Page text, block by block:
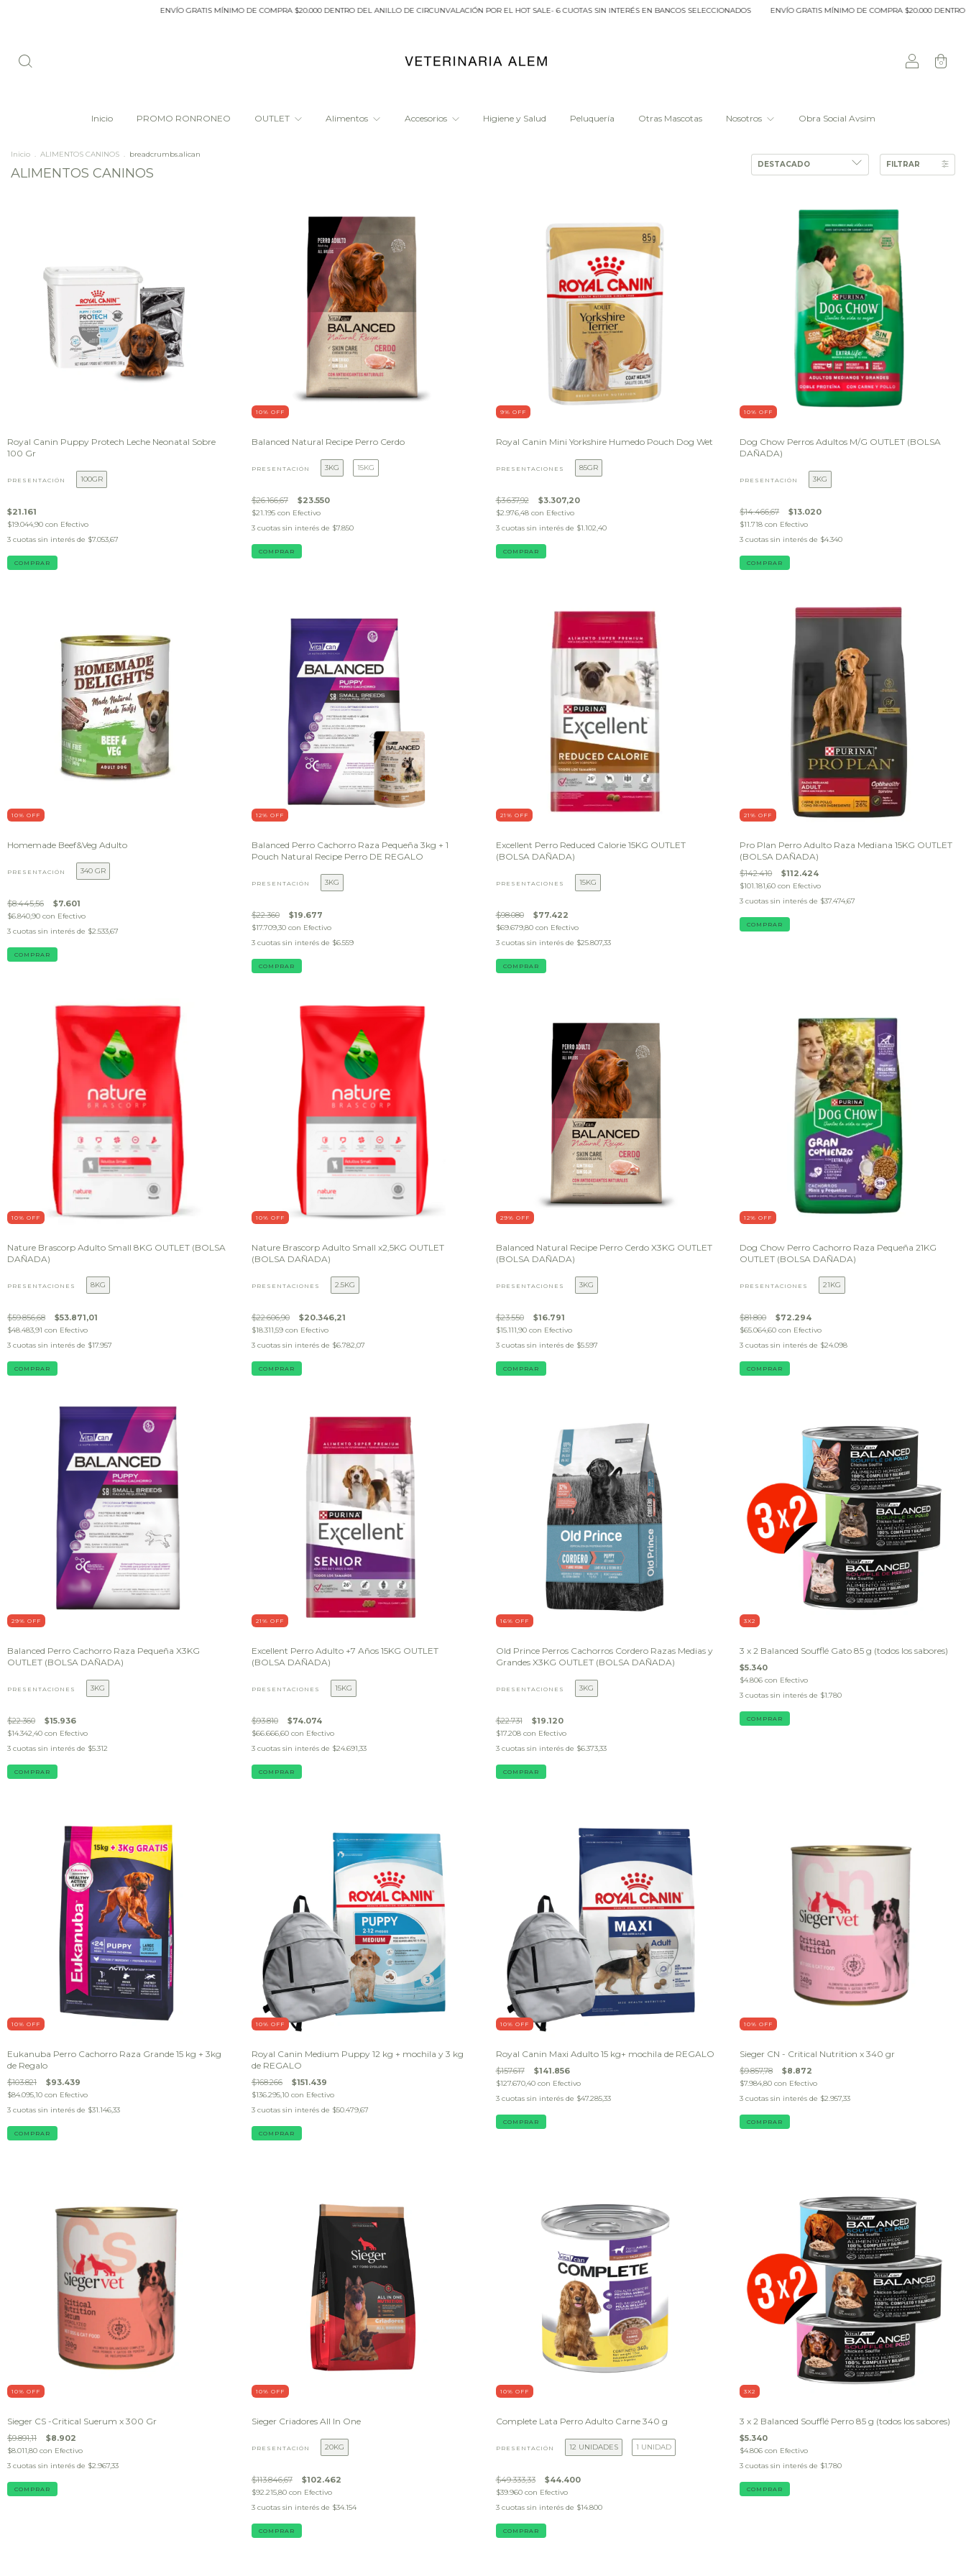
ENVÍO GRATIS MÍNIMO DE COMPRA $20.000 DENTRO DEL ANILLO DE CIRCUNVALACIÓN POR EL HOT SALE- 6 CUOTAS SIN INTERÉS EN BANCOS SELECCIONADOS ENVÍO GRATIS MÍNIMO DE COMPRA $20.000 DENTRO DEL ANILLO DE
0
Inicio PROMO RONRONEO OUTLET Alimentos Accesorios Higiene y Salud Peluquería Otras Mascotas Nosotros Obra Social Avsim
Inicio . ALIMENTOS CANINOS . breadcrumbs.alican
ALIMENTOS CANINOS
FILTRAR
Royal Canin Puppy Protech Leche Neonatal Sobre
100 Gr
PRESENTACIÓN 100GR
$21.161
$19.044,90 con Efectivo
3 cuotas sin interés de $7.053,67
COMPRAR
10% OFF
Balanced Natural Recipe Perro Cerdo
PRESENTACIÓN 3KG 15KG
$26.166,67 $23.550
$21.195 con Efectivo
3 cuotas sin interés de $7.850
COMPRAR
9% OFF
Royal Canin Mini Yorkshire Humedo Pouch Dog Wet
PRESENTACIONES 85GR
$3.637,92 $3.307,20
$2.976,48 con Efectivo
3 cuotas sin interés de $1.102,40
COMPRAR
10% OFF
Dog Chow Perros Adultos M/G OUTLET (BOLSA
DAÑADA)
PRESENTACIÓN 3KG
$14.466,67 $13.020
$11.718con Efectivo
3 cuotas sin interés de $4.340
COMPRAR
10% OFF
Homemade Beef&Veg Adulto
PRESENTACIÓN 340 GR
$8.445,56 $7.601
$6.840,90 con Efectivo
3 cuotas sin interés de $2.533,67
COMPRAR
12% OFF
Balanced Perro Cachorro Raza Pequeña 3kg + 1
Pouch Natural Recipe Perro DE REGALO
PRESENTACIÓN 3KG
$22.360 $19.677
$17.709,30 con Efectivo
3 cuotas sin interés de $6.559
COMPRAR
21 % OFF
Excellent Perro Reduced Calorie 15KG OUTLET
(BOLSA DAÑADA)
PRESENTACIONES 15KG
$98.080 $77.422
$69.679,80 con Efectivo
3 cuotas sin interés de $25.807,33
COMPRAR
21% OFF
Pro Plan Perro Adulto Raza Mediana 15KG OUTLET
(BOLSA DAÑADA)
$142.410 $112.424
$101.181,60con Efectivo
3 cuotas sin interés de $37.474,67
10% OFF
Nature Brascorp Adulto Small 8KG OUTLET (BOLSA
DAÑADA)
PRESENTACIONES 8KG
$59.856,68 $53.871,01
$48.483,91 con Efectivo
3 cuotas sin interés de $17.957
COMPRAR
10% OFF
Nature Brascorp Adulto Small x2,5KG OUTLET
(BOLSA DAÑADA)
PRESENTACIONES 2.5KG
$22.606,90 $20.346,21
$18.311,59 con Efectivo
3 cuotas sin interés de $6.782,07
COMPRAR
29% OFF
Balanced Natural Recipe Perro Cerdo X3KG OUTLET
(BOLSA DAÑADA)
PRESENTACIONES 3KG
$23.550 $16.791
$15.111,90 con Efectivo
3 cuotas sin interés de $5.597
COMPRAR
12% OFF
Dog Chow Perro Cachorro Raza Pequeña 21KG
OUTLET (BOLSA DAÑADA)
PRESENTACIONES 21KG
$81.800 $72.294
$65.064,60con Efectivo
3 cuotas sin interés de $24.098
COMPRAR
29% OFF
Balanced Perro Cachorro Raza Pequeña X3KG
OUTLET (BOLSA DAÑADA)
PRESENTACIONES 3KG
$22.360 $15.936
$14.342,40 con Efectivo
3 cuotas sin interés de $5.312
COMPRAR
21 % OFF
Excellent Perro Adulto +7 Años 15KG OUTLET
(BOLSA DAÑADA)
PRESENTACIONES 15KG
$93.810 $74.074
$66.666,60 con Efectivo
3 cuotas sin interés de $24.691,33
COMPRAR
16% OFF
Old Prince Perros Cachorros Cordero Razas Medias y
Grandes X3KG OUTLET (BOLSA DAÑADA)
PRESENTACIONES 3KG
$22.731 $19.120
$17.208 con Efectivo
3 cuotas sin interés de $6.373,33
COMPRAR
3X2
3 x 2 Balanced Soufflé Gato 85 g (todos los sabores)
$5.340
$4.806con Efectivo
3 cuotas sin interés de $1.780
10% OFF
Eukanuba Perro Cachorro Raza Grande 15 kg + 3kg
de Regalo
$103.821 $93.439
$84.095,10 con Efectivo
3 cuotas sin interés de $31.146,33
10% OFF
Royal Canin Medium Puppy 12 kg + mochila y 3 kg
de REGALO
$168.266 $151.439
$136.295,10 con Efectivo
3 cuotas sin interés de $50.479,67
10% OFF
Royal Canin Maxi Adulto 15 kg+ mochila de REGALO
$157.617 $141.856
$127.670,40 con Efectivo
3 cuotas sin interés de $47.285,33
10% OFF
Sieger CN - Critical Nutrition x 340 gr
$9.857,78 $8.872
$7.984,80con Efectivo
3 cuotas sin interés de $2.957,33
10% OFF
Sieger CS -Critical Suerum x 300 Gr
$9.891,11 $8.902
$8.011,80 con Efectivo
3 cuotas sin interés de $2.967,33
10% OFF
Sieger Criadores All In One
PRESENTACIÓN 20KG
$113.846,67 $102.462
$92.215,80 con Efectivo
3 cuotas sin interés de $34.154
COMPRAR
10% OFF
Complete Lata Perro Adulto Carne 340 g
PRESENTACIÓN 12 UNIDADES 1 UNIDAD
$49.333,33 $44.400
$39.960 con Efectivo
3 cuotas sin interés de $14.800
COMPRAR
3X2
3 x 2 Balanced Soufflé Perro 85 g (todos los sabores)
$5.340
$4.806con Efectivo
3 cuotas sin interés de $1.780